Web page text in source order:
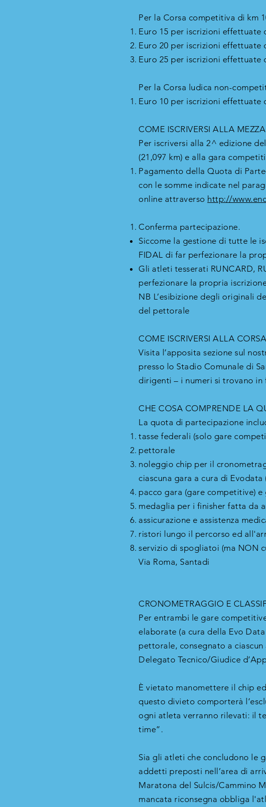
Per la Corsa competitiva di km
Euro 15 per iscrizioni effettuate
Euro 20 per iscrizioni effettuate
Euro 25 per iscrizioni effettuate
Per la Corsa ludica non-
Euro 10 per iscrizioni effettuate
COME ISCRIVERSI ALLA
Per iscriversi alla 2^ edizione
(21,097 km) e alla gara
Pagamento della Quota di
con le somme indicate nel
online attraverso http://
Conferma partecipazione.
Siccome la gestione di tutte le
FIDAL di far perfezionare la
Gli atleti tesserati RUNCARD,
perfezionare la propria
NB L’esibizione degli originali
del pettorale
COME ISCRIVERSI ALLA
Visita l’apposita sezione sul
presso lo Stadio Comunale di
dirigenti – i numeri si trovano in
CHE COSA COMPRENDE LA
La quota di partecipazione
tasse federali (solo gare
pettorale
noleggio chip per il
ciascuna gara a cura di
pacco gara (gare competitive)
medaglia per i finisher fatta da
assicurazione e assistenza
ristori lungo il percorso ed
servizio di spogliatoi (ma NON
Via Roma, Santadi
CRONOMETRAGGIO E
Per entrambi le gare
elaborate (a cura della Evo
pettorale, consegnato a
Delegato Tecnico/Giudice
È vietato manomettere il chip
questo divieto comporterà
ogni atleta verranno rilevati: il
time”.
Sia gli atleti che concludono le
addetti preposti nell’area di
Maratona del Sulcis/Cammino
mancata riconsegna obbliga